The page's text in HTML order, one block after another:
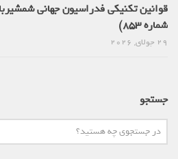
شماره 853)
جستجو